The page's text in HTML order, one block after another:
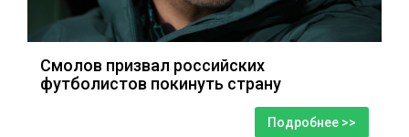
Смолов призвал российских
футболистов покинуть страну
Подробнее >>